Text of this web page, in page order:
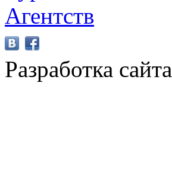
Разработка сайта